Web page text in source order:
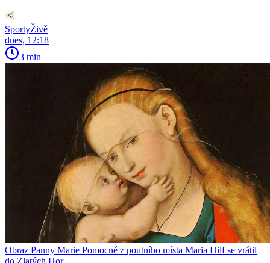
SportyŽivě
dnes, 12:18
3 min
Obraz Panny Marie Pomocné z poutního místa Maria Hilf se vrátil
do Zlatých Hor